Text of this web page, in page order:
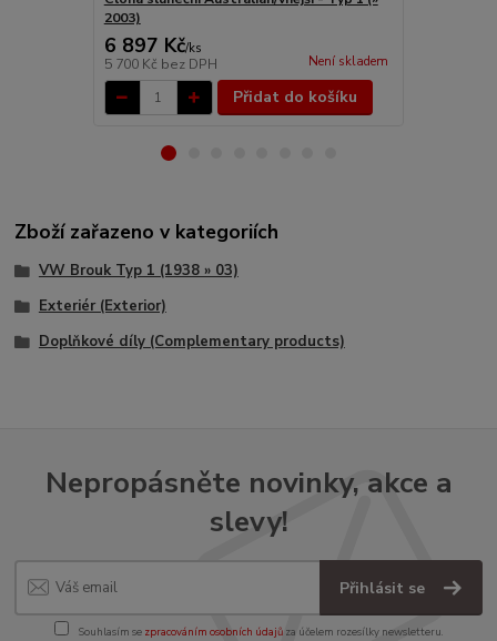
2003)
6 897 Kč/ks
5 700 Kč bez DPH Není skladem
Přidat do košíku
Zboží zařazeno v kategoriích
VW Brouk Typ 1 (1938 » 03)
Exteriér (Exterior)
Doplňkové díly (Complementary products)
Nepropásněte novinky, akce a
slevy!
Přihlásit se
Souhlasím se zpracováním osobních údajůza účelem rozesílky newsletteru.